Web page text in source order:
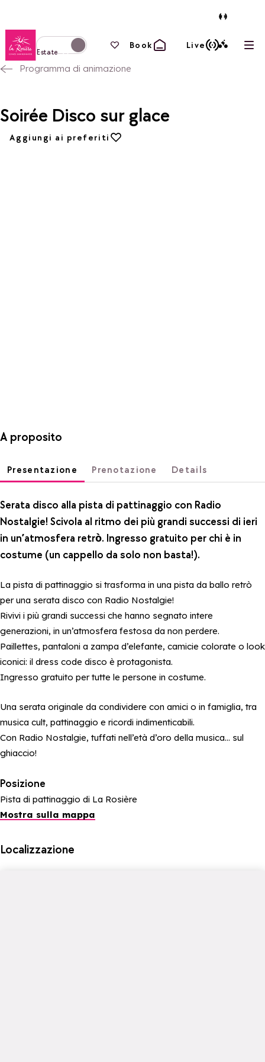
Torna alla home page
Passa alla modalità invernale
Estate
I tuoi preferiti
Book Live
Programma di animazione
Soirée Disco sur glace
Aggiungi ai preferiti
Aggiungi ai preferiti
A proposito
Presentazione Prenotazione Details
Serata disco alla pista di pattinaggio con Radio
Nostalgie! Scivola al ritmo dei più grandi successi di ieri
in un’atmosfera retrò. Ingresso gratuito per chi è in
costume (un cappello da solo non basta!).
La pista di pattinaggio si trasforma in una pista da ballo retrò
per una serata disco con Radio Nostalgie!
Rivivi i più grandi successi che hanno segnato intere
generazioni, in un’atmosfera festosa da non perdere.
Paillettes, pantaloni a zampa d’elefante, camicie colorate o look
iconici: il dress code disco è protagonista.
Ingresso gratuito per tutte le persone in costume.
Una serata originale da condividere con amici o in famiglia, tra
musica cult, pattinaggio e ricordi indimenticabili.
Con Radio Nostalgie, tuffati nell’età d’oro della musica… sul
ghiaccio!
Posizione
Pista di pattinaggio di La Rosière
Mostra sulla mappa
Localizzazione